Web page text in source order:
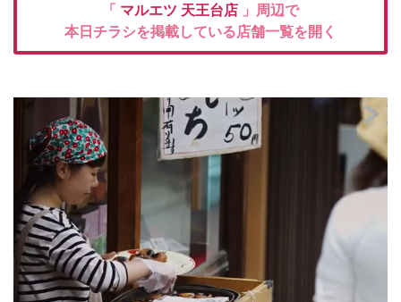
「 マルエツ 天王台店 」周辺で
本日チラシを掲載している店舗一覧を開く